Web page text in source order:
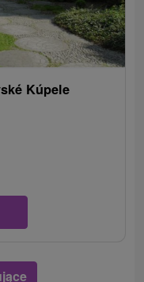
Kúpele